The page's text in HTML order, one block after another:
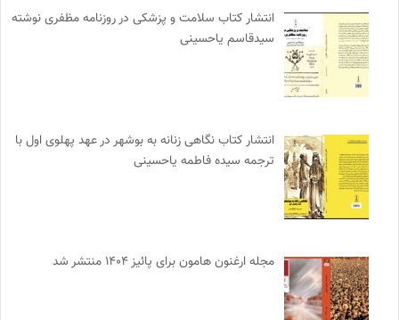
انتشار کتاب سلامت و پزشکی در روزنامه مظفری نوشته
سیدقاسم یاحسینی
انتشار کتاب نگاهی زنانه به بوشهر در عهد پهلوی اول با
ترجمه سیده فاطمه یاحسینی
مجله ارغنون هامون برای پائیز ۱۴۰۴ منتشر شد